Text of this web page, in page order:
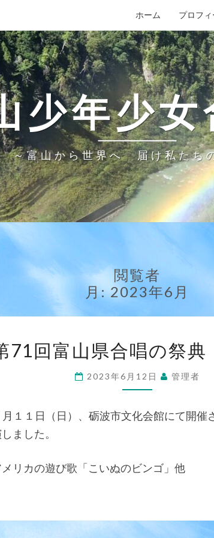
ホーム プロフ
少年少
～富山から世界へ 届け私たち
閲覧者
月:2023年6月
71
回
富
山
県
唱
（出
71回富山県合唱の祭典
2023年6月12日 管理者
１１日（日）、砺波市文化会館にて開催
ました。
リカの遊び歌「こいぬのビンゴ」他